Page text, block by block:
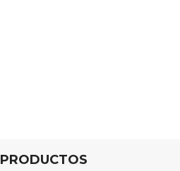
PRODUCTOS